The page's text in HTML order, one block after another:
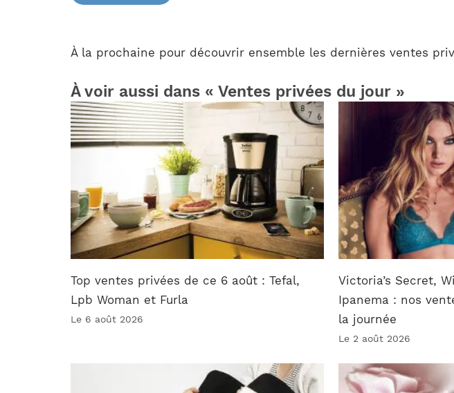
À la prochaine pour découvrir ensemble les dernières ventes
À voir aussi dans « Ventes privées du jour »
Top ventes privées de ce 6 août : Tefal,
Lpb Woman et Furla
Le 6 août 2026
Victoria’s Secret,
Ipanema : nos
la journée
Le 2 août 2026